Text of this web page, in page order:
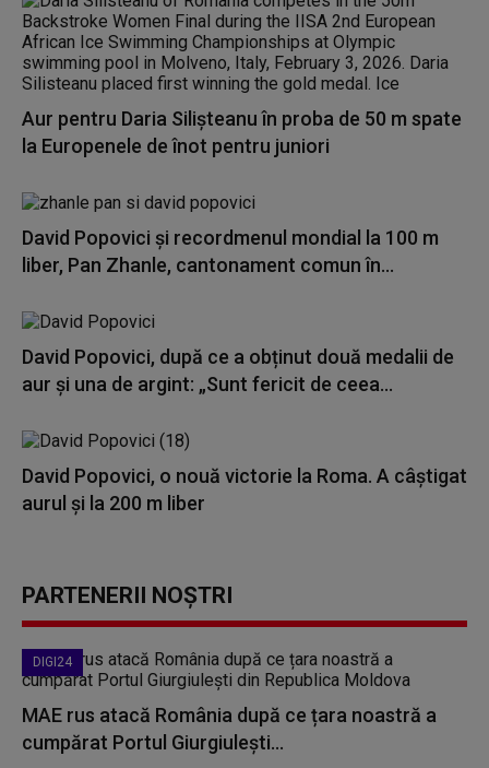
Aur pentru Daria Silişteanu în proba de 50 m spate
la Europenele de înot pentru juniori
David Popovici și recordmenul mondial la 100 m
liber, Pan Zhanle, cantonament comun în...
David Popovici, după ce a obținut două medalii de
aur și una de argint: „Sunt fericit de ceea...
David Popovici, o nouă victorie la Roma. A câştigat
aurul şi la 200 m liber
PARTENERII NOȘTRI
DIGI24
MAE rus atacă România după ce țara noastră a
cumpărat Portul Giurgiulești...